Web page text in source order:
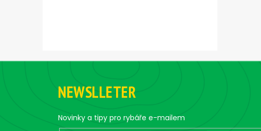
Z
NEWSLLETER
Novinky a tipy pro rybáře e-mailem